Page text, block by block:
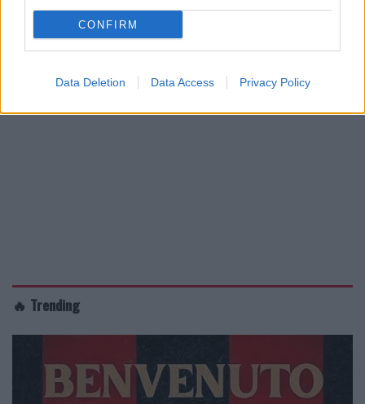
CONFIRM
Data Deletion Data Access Privacy Policy
🔥 Trending